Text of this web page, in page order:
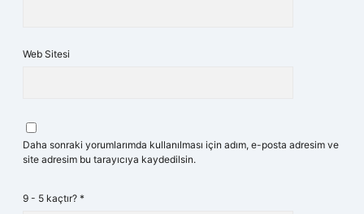
Web Sitesi
Daha sonraki yorumlarımda kullanılması için adım, e-posta adresim ve
site adresim bu tarayıcıya kaydedilsin.
9 - 5 kaçtır? *